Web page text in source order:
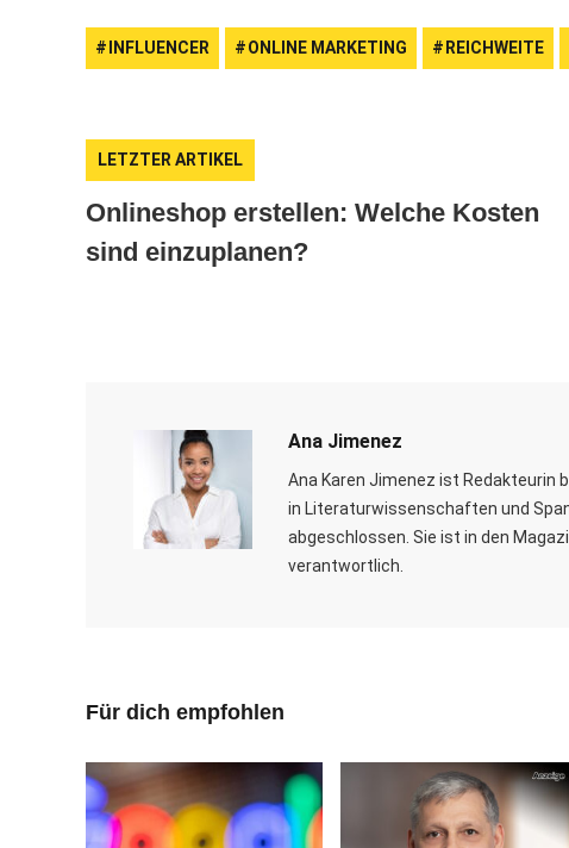
INFLUENCER ONLINE MARKETING REICHWEITE
LETZTER ARTIKEL
Onlineshop erstellen: Welche Kosten
sind einzuplanen?
Ana Jimenez
Ana Karen Jimenez ist Redakteurin
in Literaturwissenschaften und
abgeschlossen. Sie ist in den
verantwortlich.
Für dich empfohlen